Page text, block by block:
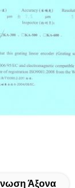
Άξονα